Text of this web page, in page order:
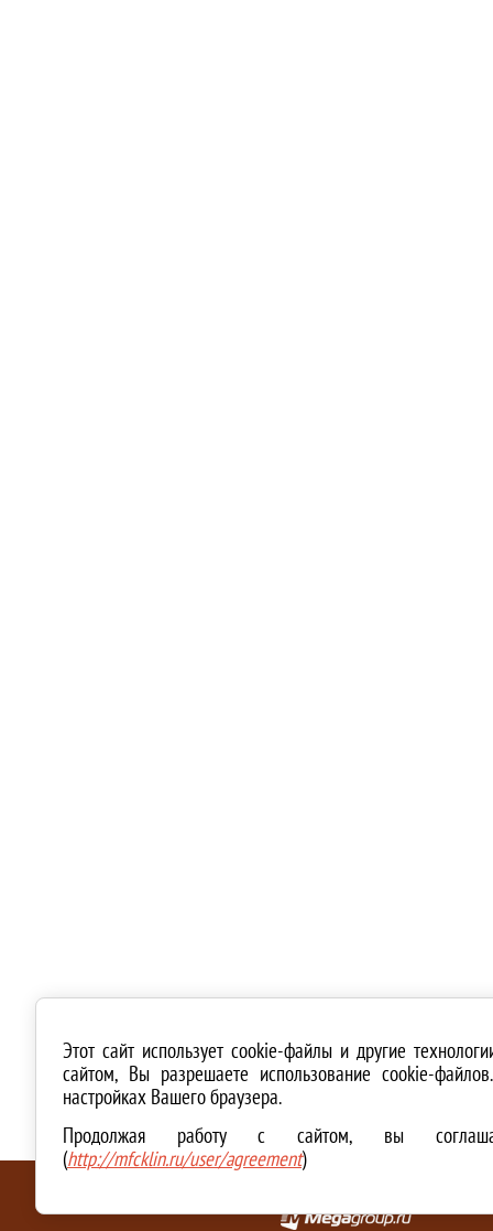
Этот сайт использует cookie-файлы и другие
сайтом, Вы разрешаете использование cookie-
настройках Вашего браузера.
Продолжая работу с сайтом, вы
(http://mfcklin.ru/user/agreement)